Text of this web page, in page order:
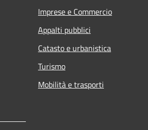
Imprese e Commercio
Appalti pubblici
Catasto e urbanistica
Turismo
Mobilità e trasporti